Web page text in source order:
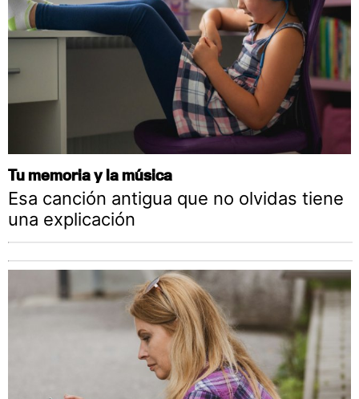
Tu memoria y la música
Esa canción antigua que no olvidas tiene
una explicación